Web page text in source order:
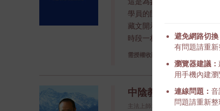
學員的開示, 時間大約1.5小
藏文開示, 時段一翻譯: 英
時段一相同), 法文, 德文, 西
需授權收聽,
中陰教法 2012年10
主法上師: 上師金剛持尊勝的第十
避免網路切換
有問題請重
瀏覽器建議：
用手機內建
連線問題： 音
問題請重新